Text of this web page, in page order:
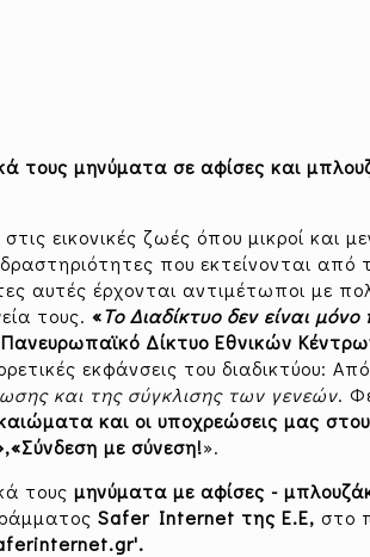
τους μηνύματα σε αφίσες και
εικονικές ζωές όπου μικροί και
που εκτείνονται
αυτές έρχονται αντιμέτωποι με
τους. «Το Διαδίκτυο δεν είναι μόνο
Δίκτυο Εθνικών
εκφάνσεις του διαδικτύου: Από
και της σύγκλισης των γενεών.
και οι υποχρεώσεις μας
με σύνεση!».
τους μηνύματα με αφίσες -
Safer Internet της Ε.Ε,στο